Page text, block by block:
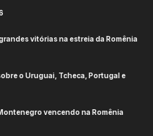
vitórias na estreia da Romênia
o Uruguai, Tcheca, Portugal e
vencendo na Romênia